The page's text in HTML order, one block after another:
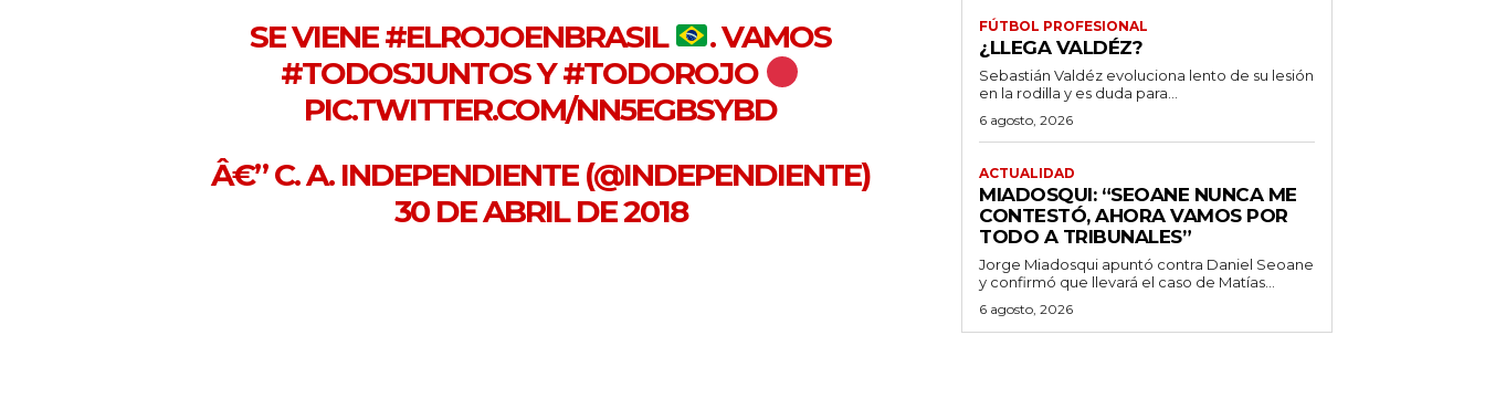
SE VIENE#ELROJOENBRASIL
. VAMOS
#TODOSJUNTOSY#TODOROJO
PIC.TWITTER.COM/NN5EGBSYBD
Â€” C. A. INDEPENDIENTE (@INDEPENDIENTE)
30 DE ABRIL DE 2018
FÚTBOL PROFESIONAL
¿LLEGA VALDÉZ?
Sebastián Valdéz evoluciona lento de su lesión
en la rodilla y es duda para...
6 agosto, 2026
ACTUALIDAD
MIADOSQUI: “SEOANE NUNCA ME
CONTESTÓ, AHORA VAMOS POR
TODO A TRIBUNALES”
Jorge Miadosqui apuntó contra Daniel Seoane
y confirmó que llevará el caso de Matías...
6 agosto, 2026